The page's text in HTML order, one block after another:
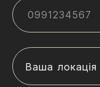
Ваша локація